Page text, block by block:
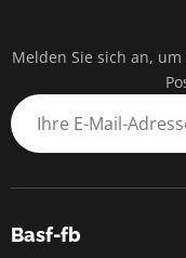
Melden Sie sich an,
Basf-fb